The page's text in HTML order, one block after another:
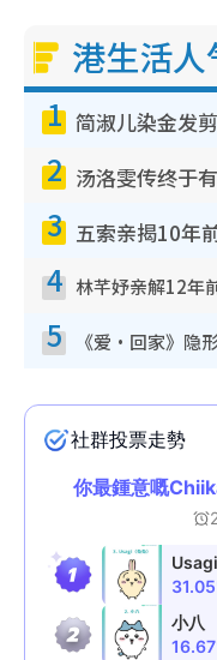
港生活
1
2
3
4
5